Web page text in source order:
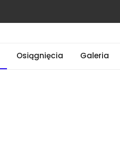
Osiągnięcia Galeria